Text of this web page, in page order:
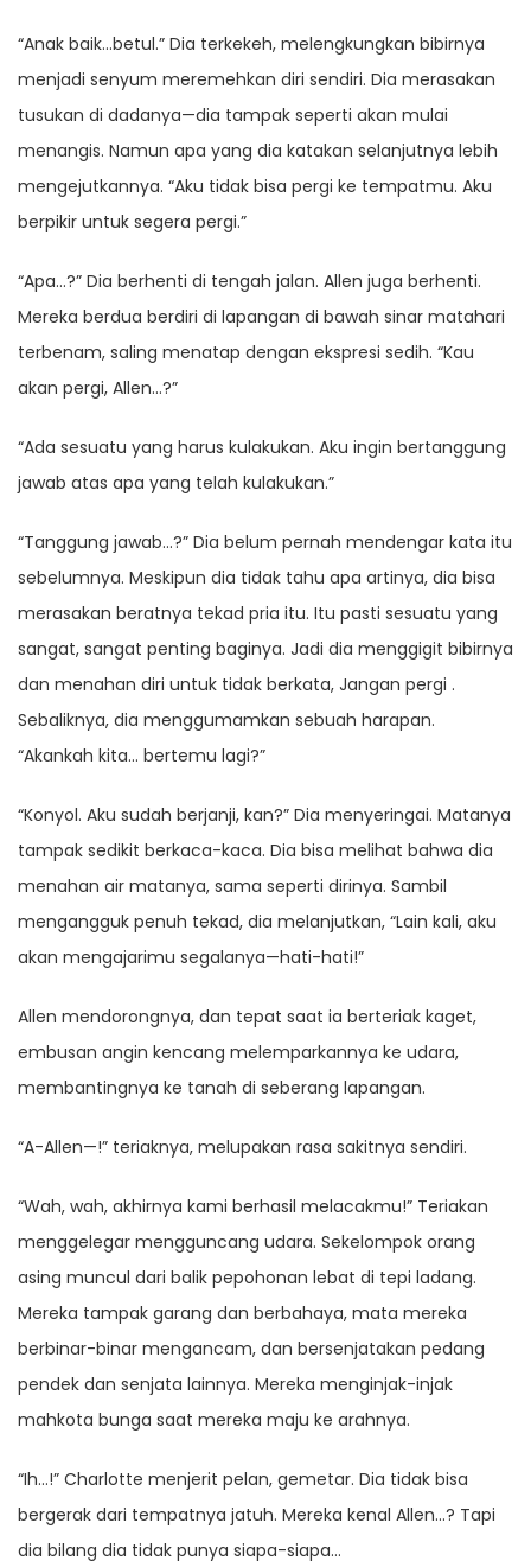
“Anak baik…betul.” Dia terkekeh, melengkungkan bibirnya
menjadi senyum meremehkan diri sendiri. Dia merasakan
tusukan di dadanya—dia tampak seperti akan mulai
menangis. Namun apa yang dia katakan selanjutnya lebih
mengejutkannya. “Aku tidak bisa pergi ke tempatmu. Aku
berpikir untuk segera pergi.”
“Apa…?” Dia berhenti di tengah jalan. Allen juga berhenti.
Mereka berdua berdiri di lapangan di bawah sinar matahari
terbenam, saling menatap dengan ekspresi sedih. “Kau
akan pergi, Allen…?”
“Ada sesuatu yang harus kulakukan. Aku ingin bertanggung
jawab atas apa yang telah kulakukan.”
“Tanggung jawab…?” Dia belum pernah mendengar kata itu
sebelumnya. Meskipun dia tidak tahu apa artinya, dia bisa
merasakan beratnya tekad pria itu. Itu pasti sesuatu yang
sangat, sangat penting baginya. Jadi dia menggigit bibirnya
dan menahan diri untuk tidak berkata, Jangan pergi .
Sebaliknya, dia menggumamkan sebuah harapan.
“Akankah kita… bertemu lagi?”
“Konyol. Aku sudah berjanji, kan?” Dia menyeringai. Matanya
tampak sedikit berkaca-kaca. Dia bisa melihat bahwa dia
menahan air matanya, sama seperti dirinya. Sambil
mengangguk penuh tekad, dia melanjutkan, “Lain kali, aku
akan mengajarimu segalanya—hati-hati!”
Allen mendorongnya, dan tepat saat ia berteriak kaget,
embusan angin kencang melemparkannya ke udara,
membantingnya ke tanah di seberang lapangan.
“A-Allen—!” teriaknya, melupakan rasa sakitnya sendiri.
“Wah, wah, akhirnya kami berhasil melacakmu!” Teriakan
menggelegar mengguncang udara. Sekelompok orang
asing muncul dari balik pepohonan lebat di tepi ladang.
Mereka tampak garang dan berbahaya, mata mereka
berbinar-binar mengancam, dan bersenjatakan pedang
pendek dan senjata lainnya. Mereka menginjak-injak
mahkota bunga saat mereka maju ke arahnya.
“Ih…!” Charlotte menjerit pelan, gemetar. Dia tidak bisa
bergerak dari tempatnya jatuh. Mereka kenal Allen…? Tapi
dia bilang dia tidak punya siapa-siapa…